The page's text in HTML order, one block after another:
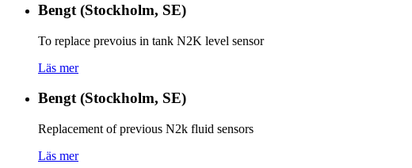
Bengt (Stockholm, SE)
To replace prevoius in tank N2K level sensor
Läs mer
Bengt (Stockholm, SE)
Replacement of previous N2k fluid sensors
Läs mer